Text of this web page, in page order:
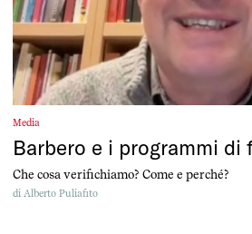
Media
Barbero e i programmi
Che cosa verifichiamo? Come e perché?
di Alberto Puliafito